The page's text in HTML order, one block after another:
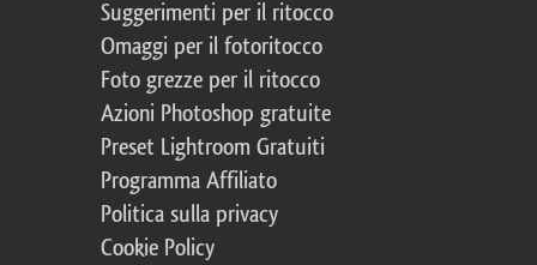
Suggerimenti per il ritocco
Omaggi per il fotoritocco
Foto grezze per il ritocco
Azioni Photoshop gratuite
Preset Lightroom Gratuiti
Programma Affiliato
Politica sulla privacy
Cookie Policy